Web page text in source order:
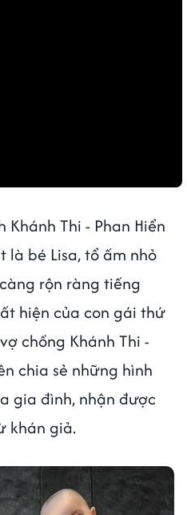
Thi - Phan Hiển
là bé Lisa, tổ ấm nhỏ
rộn ràng tiếng
hiện của con gái thứ
chồng Khánh Thi -
chia sẻ những hình
gia đình, nhận được
khán giả.